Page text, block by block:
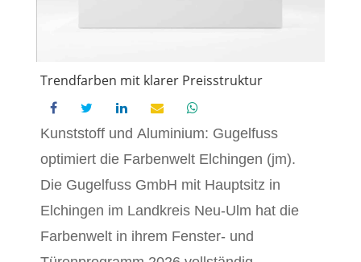
Trendfarben mit klarer Preisstruktur
Kunststoff und Aluminium: Gugelfuss
optimiert die Farbenwelt Elchingen (jm).
Die Gugelfuss GmbH mit Hauptsitz in
Elchingen im Landkreis Neu-Ulm hat die
Farbenwelt in ihrem Fenster- und